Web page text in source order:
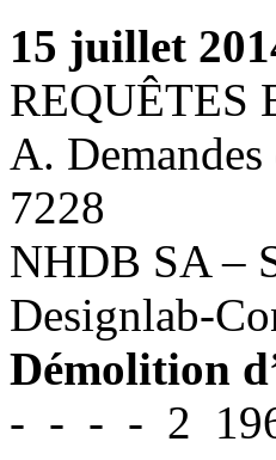
15 juillet
REQUÊTES
A.
7228
NHDB SA –
Designlab-
Démolition
- - - - 2